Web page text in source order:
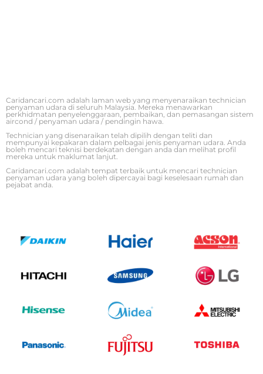
Caridancari.com adalah laman web yang menyenaraikan technician
penyaman udara di seluruh Malaysia. Mereka menawarkan
perkhidmatan penyelenggaraan, pembaikan, dan pemasangan sistem
aircond / penyaman udara / pendingin hawa.
Technician yang disenaraikan telah dipilih dengan teliti dan
mempunyai kepakaran dalam pelbagai jenis penyaman udara. Anda
boleh mencari teknisi berdekatan dengan anda dan melihat profil
mereka untuk maklumat lanjut.
Caridancari.com adalah tempat terbaik untuk mencari technician
penyaman udara yang boleh dipercayai bagi keselesaan rumah dan
pejabat anda.